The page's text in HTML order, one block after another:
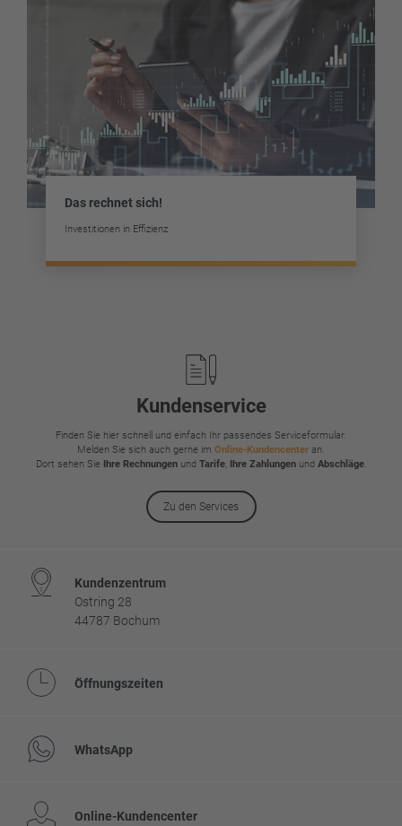
Das rechnet sich!
Investitionen in Effizienz
Kundenservice
Finden Sie hier schnell und einfach Ihr passendes Serviceformular.
Melden Sie sich auch gerne im Online-Kundencenter an.
Dort sehen Sie Ihre Rechnungenund Tarife, Ihre Zahlungenund Abschläge.
Zu den Services
Kundenzentrum
Ostring 28
44787 Bochum
Öffnungszeiten
WhatsApp
Online-Kundencenter